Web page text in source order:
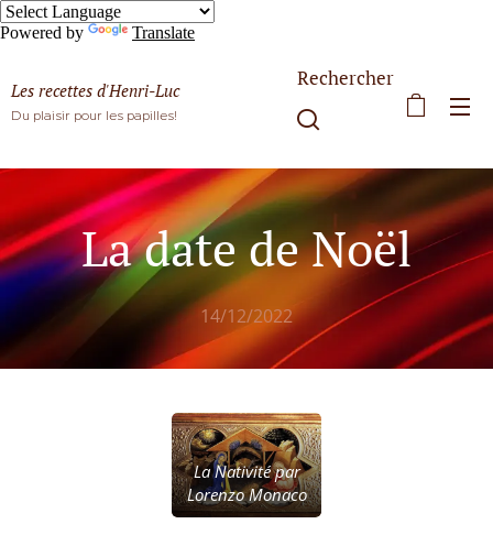
Powered by Translate
Les recettes d'Henri-Luc
Du plaisir pour les papilles!
Rechercher
La date de Noël
14/12/2022
La Nativité par
Lorenzo Monaco